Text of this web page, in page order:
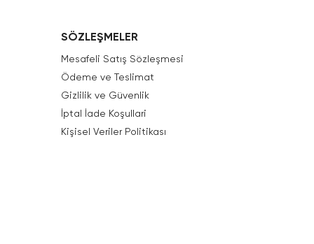
SÖZLEŞMELER
Mesafeli Satış Sözleşmesi
Ödeme ve Teslimat
Gizlilik ve Güvenlik
İptal İade Koşullari
Kişisel Veriler Politikası